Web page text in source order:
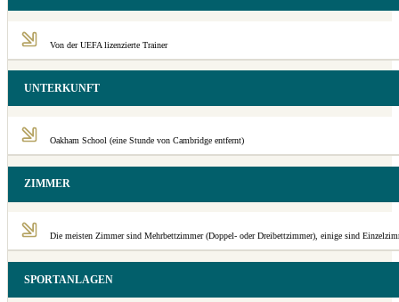
Von der UEFA lizenzierte Trainer
UNTERKUNFT
Oakham School (eine Stunde von Cambridge entfernt)
ZIMMER
Die meisten Zimmer sind Mehrbettzimmer (Doppel- oder Dreibettzimmer), einige sind
SPORTANLAGEN